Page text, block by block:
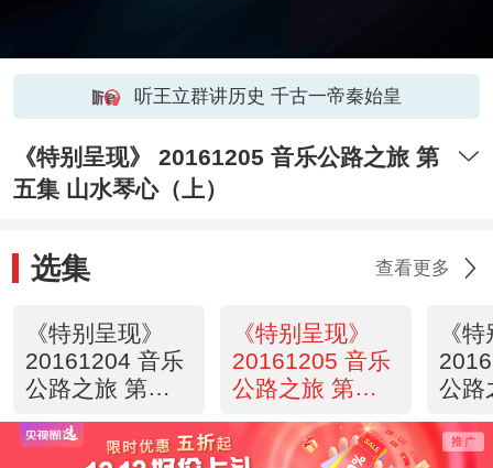
听王立群讲历史 千古一帝秦始皇
《特别呈现》 20161205 音乐公路之旅 第
五集 山水琴心（上）
选集 查看更多
《特别呈现》
20161204 音乐
公路之旅 第四
《特别呈现》
20161205 音乐
公路之旅 第五
（上）
《
公路
（下